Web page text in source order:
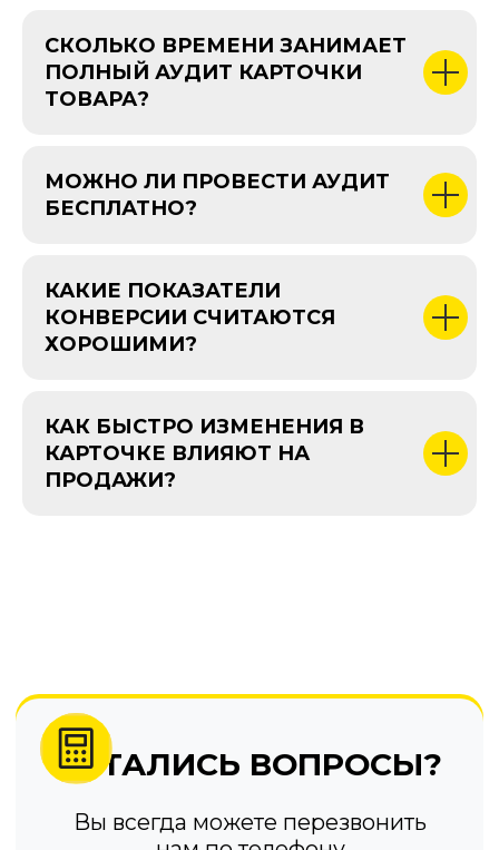
СКОЛЬКО ВРЕМЕНИ ЗАНИМАЕТ
ПОЛНЫЙ АУДИТ КАРТОЧКИ
ТОВАРА?
МОЖНО ЛИ ПРОВЕСТИ АУДИТ
БЕСПЛАТНО?
КАКИЕ ПОКАЗАТЕЛИ
КОНВЕРСИИ СЧИТАЮТСЯ
ХОРОШИМИ?
КАК БЫСТРО ИЗМЕНЕНИЯ В
КАРТОЧКЕ ВЛИЯЮТ НА
ПРОДАЖИ?